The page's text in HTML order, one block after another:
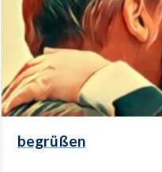
begrüßen